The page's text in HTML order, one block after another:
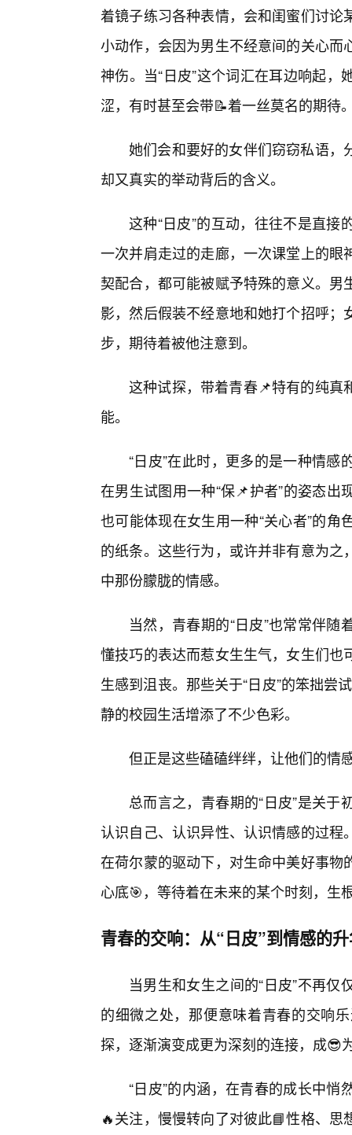
着镜子练习各种表情，会和闺蜜们讨
小动作，会因为男生不经意间的关心
神伤。当“日皮”这个词汇在耳边响起
涩，有时甚至会带📝着一丝莫名的期待
她们会和要好的女伴们窃窃私语，
却又真实的举动背后的含义。
这种“日皮”的互动，往往不是直
一次并肩走过的走廊，一次课堂上的
契配合，都可能被赋予特殊的意义。
影，然后假装不经意地和她打个招呼
步，期待着被他注意到。
这种试探，带着青春📌特有的纯真
能。
“日皮”在此时，更多的是一种情
在男生试图用一种“保📌护者”的姿态
也可能体现在女生用一种“关心者”的
的纸条。这些行为，或许并非有意为
中那份朦胧的情感。
当然，青春期的“日皮”也常常伴
懂技巧的表达而惹女生生气，女生们
生感到沮丧。那些关于“日皮”的笨拙尝
静的校园生活增添了不少色彩。
但正是这些磕磕绊绊，让他们的情
总而言之，青春期的“日皮”是关
认识自己、认识异性、认识情感的过
在荷尔蒙的驱动下，对生命中美好事
心底🎯，等待着在未来的某个时刻，生
青春的交响：从“日皮”到情感的
当男生和女生之间的“日皮”不再
的细微之处，那便意味着青春的交响
探，逐渐演变成更为深刻的连接，成😎
“日皮”的内涵，在青春的成长中
🔥关注，慢慢转向了对彼此📘性格、